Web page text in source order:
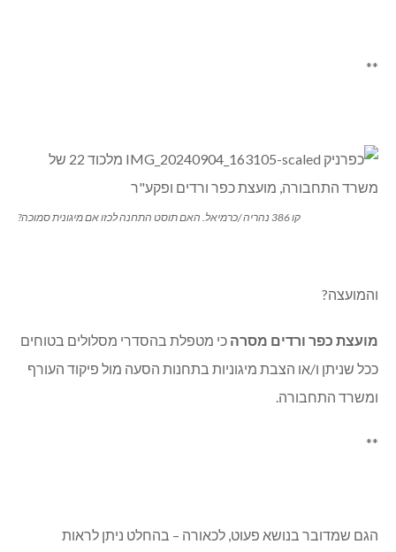
**
קו 386 נהריה /כרמיאל. האם תוסט התחנה לכזו אם מיגונית סמוכה?
והמועצה?
מועצת כפר ורדים מסרה כי מטפלת בהסדרי מסלולים בטוחים
ככל שניתן ו/או הצבת מיגוניות בתחנות הסעה מול פיקוד העורף
ומשרד התחבורה.
**
הגם שמדובר בנושא פעוט, לכאורה – בהחלט ניתן לראות